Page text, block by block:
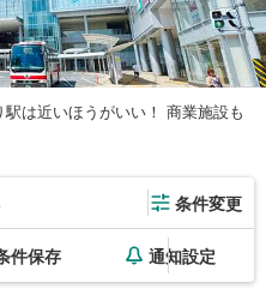
は近いほうがいい！ 商業施設も
条件変更
件保存 通知設定